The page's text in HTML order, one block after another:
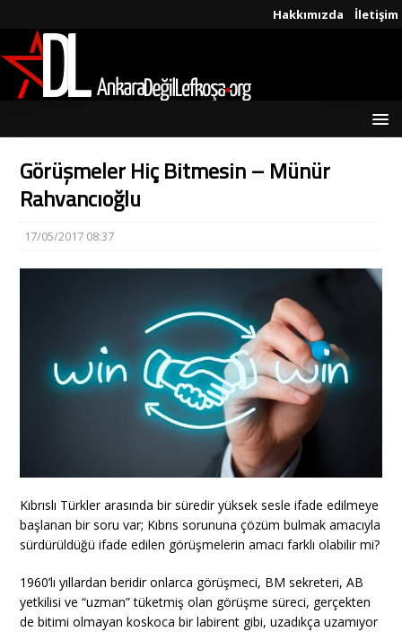
Hakkımızda İletişim
Görüşmeler Hiç Bitmesin – Münür
Rahvancıoğlu
17/05/2017 08:37
Kıbrıslı Türkler arasında bir süredir yüksek sesle ifade edilmeye
başlanan bir soru var; Kıbrıs sorununa çözüm bulmak amacıyla
sürdürüldüğü ifade edilen görüşmelerin amacı farklı olabilir mi?
1960’lı yıllardan beridir onlarca görüşmeci, BM sekreteri, AB
yetkilisi ve “uzman” tüketmiş olan görüşme süreci, gerçekten
de bitimi olmayan koskoca bir labirent gibi, uzadıkça uzamıyor